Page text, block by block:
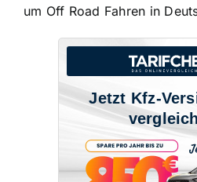
um Off Road Fahren in
Jetzt Kfz-